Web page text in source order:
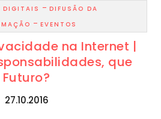
DIGITAIS - DIFUSÃO DA
- EVENTOS
na Internet |
que
Futuro?
27.10.2016